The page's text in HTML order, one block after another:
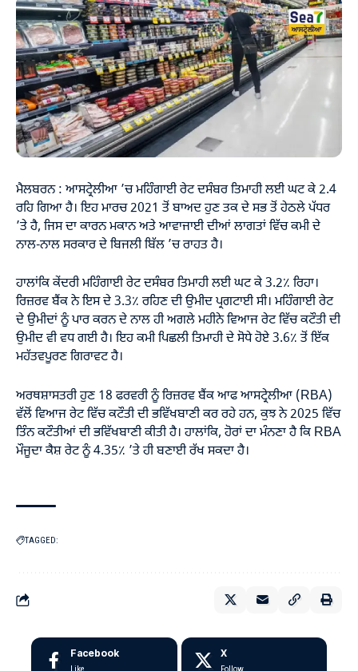
ਮੈਲਬਰਨ : ਆਸਟ੍ਰੇਲੀਆ ’ਚ ਮਹਿੰਗਾਈ ਰੇਟ ਦਸੰਬਰ ਤਿਮਾਹੀ ਲਈ ਘਟ ਕੇ 2.4
ਰਹਿ ਗਿਆ ਹੈ। ਇਹ ਮਾਰਚ 2021 ਤੋਂ ਬਾਅਦ ਹੁਣ ਤਕ ਦੇ ਸਭ ਤੋਂ ਹੇਠਲੇ ਪੱਧਰ
’ਤੇ ਹੈ, ਜਿਸ ਦਾ ਕਾਰਨ ਮਕਾਨ ਅਤੇ ਆਵਾਜਾਈ ਦੀਆਂ ਲਾਗਤਾਂ ਵਿੱਚ ਕਮੀ ਦੇ
ਨਾਲ-ਨਾਲ ਸਰਕਾਰ ਦੇ ਬਿਜਲੀ ਬਿੱਲ ’ਚ ਰਾਹਤ ਹੈ।
ਹਾਲਾਂਕਿ ਕੇਂਦਰੀ ਮਹਿੰਗਾਈ ਰੇਟ ਦਸੰਬਰ ਤਿਮਾਹੀ ਲਈ ਘਟ ਕੇ 3.2٪ ਰਿਹਾ।
ਰਿਜ਼ਰਵ ਬੈਂਕ ਨੇ ਇਸ ਦੇ 3.3٪ ਰਹਿਣ ਦੀ ਉਮੀਦ ਪ੍ਰਗਟਾਈ ਸੀ। ਮਹਿੰਗਾਈ ਰੇਟ
ਦੇ ਉਮੀਦਾਂ ਨੂੰ ਪਾਰ ਕਰਨ ਦੇ ਨਾਲ ਹੀ ਅਗਲੇ ਮਹੀਨੇ ਵਿਆਜ ਰੇਟ ਵਿੱਚ ਕਟੌਤੀ ਦੀ
ਉਮੀਦ ਵੀ ਵਧ ਗਈ ਹੈ। ਇਹ ਕਮੀ ਪਿਛਲੀ ਤਿਮਾਹੀ ਦੇ ਸੋਧੇ ਹੋਏ 3.6٪ ਤੋਂ ਇੱਕ
ਮਹੱਤਵਪੂਰਣ ਗਿਰਾਵਟ ਹੈ।
ਅਰਥਸ਼ਾਸਤਰੀ ਹੁਣ 18 ਫਰਵਰੀ ਨੂੰ ਰਿਜ਼ਰਵ ਬੈਂਕ ਆਫ ਆਸਟ੍ਰੇਲੀਆ (RBA)
ਵੱਲੋਂ ਵਿਆਜ ਰੇਟ ਵਿੱਚ ਕਟੌਤੀ ਦੀ ਭਵਿੱਖਬਾਣੀ ਕਰ ਰਹੇ ਹਨ, ਕੁਝ ਨੇ 2025 ਵਿੱਚ
ਤਿੰਨ ਕਟੌਤੀਆਂ ਦੀ ਭਵਿੱਖਬਾਣੀ ਕੀਤੀ ਹੈ। ਹਾਲਾਂਕਿ, ਹੋਰਾਂ ਦਾ ਮੰਨਣਾ ਹੈ ਕਿ RBA
ਮੌਜੂਦਾ ਕੈਸ਼ ਰੇਟ ਨੂੰ 4.35٪ ’ਤੇ ਹੀ ਬਣਾਈ ਰੱਖ ਸਕਦਾ ਹੈ।
TAGGED:
Facebook X